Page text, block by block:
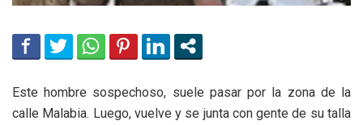
Este hombre sospechoso, suele pasar por la zona de la
calle Malabia. Luego, vuelve y se junta con gente de su talla